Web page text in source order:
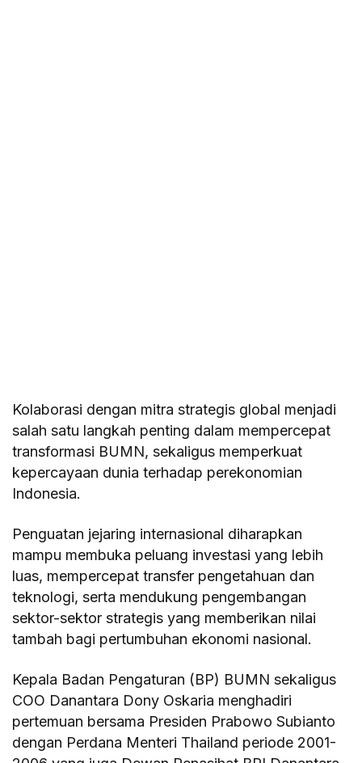
Kolaborasi dengan mitra strategis global menjadi
salah satu langkah penting dalam mempercepat
transformasi BUMN, sekaligus memperkuat
kepercayaan dunia terhadap perekonomian
Indonesia.
Penguatan jejaring internasional diharapkan
mampu membuka peluang investasi yang lebih
luas, mempercepat transfer pengetahuan dan
teknologi, serta mendukung pengembangan
sektor-sektor strategis yang memberikan nilai
tambah bagi pertumbuhan ekonomi nasional.
Kepala Badan Pengaturan (BP) BUMN sekaligus
COO Danantara Dony Oskaria menghadiri
pertemuan bersama Presiden Prabowo Subianto
dengan Perdana Menteri Thailand periode 2001-